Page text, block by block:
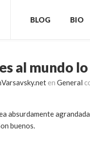
BLOG BIO
al mundo
en General
absurdamente
buenos.